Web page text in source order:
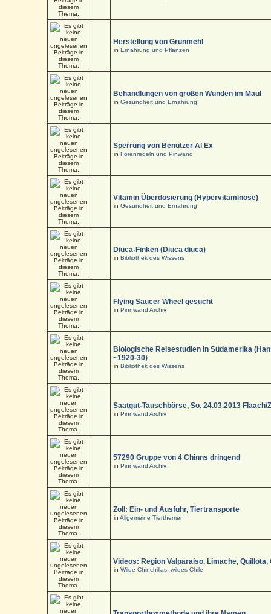
Herstellung von Grünmehl
inErnährung und Pflanzen
Behandlungen von großen Wunden im Maul
inGesundheit und Ernährung
Sperrung von Benutzer Al Ex
inForenregeln und Pinwand
Vitamin Überdosierung (Hypervitaminose)
inGesundheit und Ernährung
Diuca-Finken (Diuca diuca)
inBibliothek des Wissens
Flying Saucer Wheel gesucht
inPinnwand Archiv
Biologische Reisestudien in Südamerika
~1920-30)
inBibliothek des Wissens
Saatgut-Tauschbörse, So. 24.03.2013 Flaach/
inPinnwand Archiv
57290 Gruppe von 4 Chinns dringend
inPinnwand Archiv
Zoll: Ein- und Ausfuhr, Tiertransporte
inAllgemeine Tierthemen
Videos: Region Valparaiso, Limache, Quillota,
inWilde Chinchillas, wildes Chile